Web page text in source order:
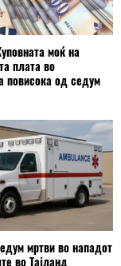
моќ на
плата во
повисока од седум
мртви во нападот
во Тајланд